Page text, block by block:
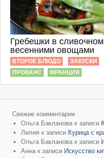
Гребешки в
весенними овощами
ВТОРОЕ БЛЮДО ЗАКУСКИ
ПРОВАНС
ФРАНЦИЯ
Свежие комментарии
Ольга Бакланова к записи
Лилия к записи Курица с
Ольга Бакланова к записи
Анна к записи Искусство